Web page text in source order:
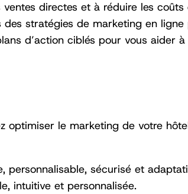
directes et à réduire les
des stratégies de marketing en
d’action ciblés pour vous aider
optimiser le marketing de votre
personnalisable, sécurisé et
intuitive et personnalisée.